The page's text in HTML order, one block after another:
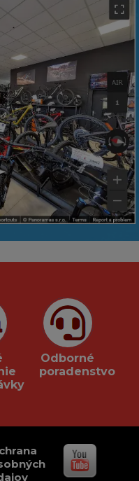
Odborné
poradenstvo